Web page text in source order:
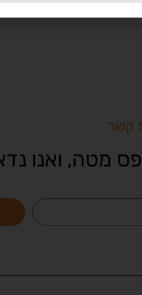
קשר
מטה, ואנו